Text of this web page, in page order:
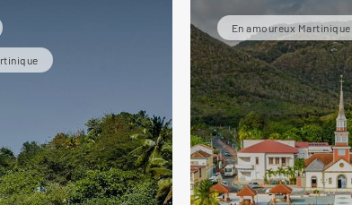
En amoureux Martinique